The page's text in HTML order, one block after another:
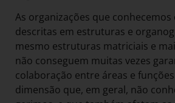
As organizações que
descritas em estruturas e
mesmo estruturas matriciais e
não conseguem muitas vezes
colaboração entre áreas e
dimensão que, em geral, não